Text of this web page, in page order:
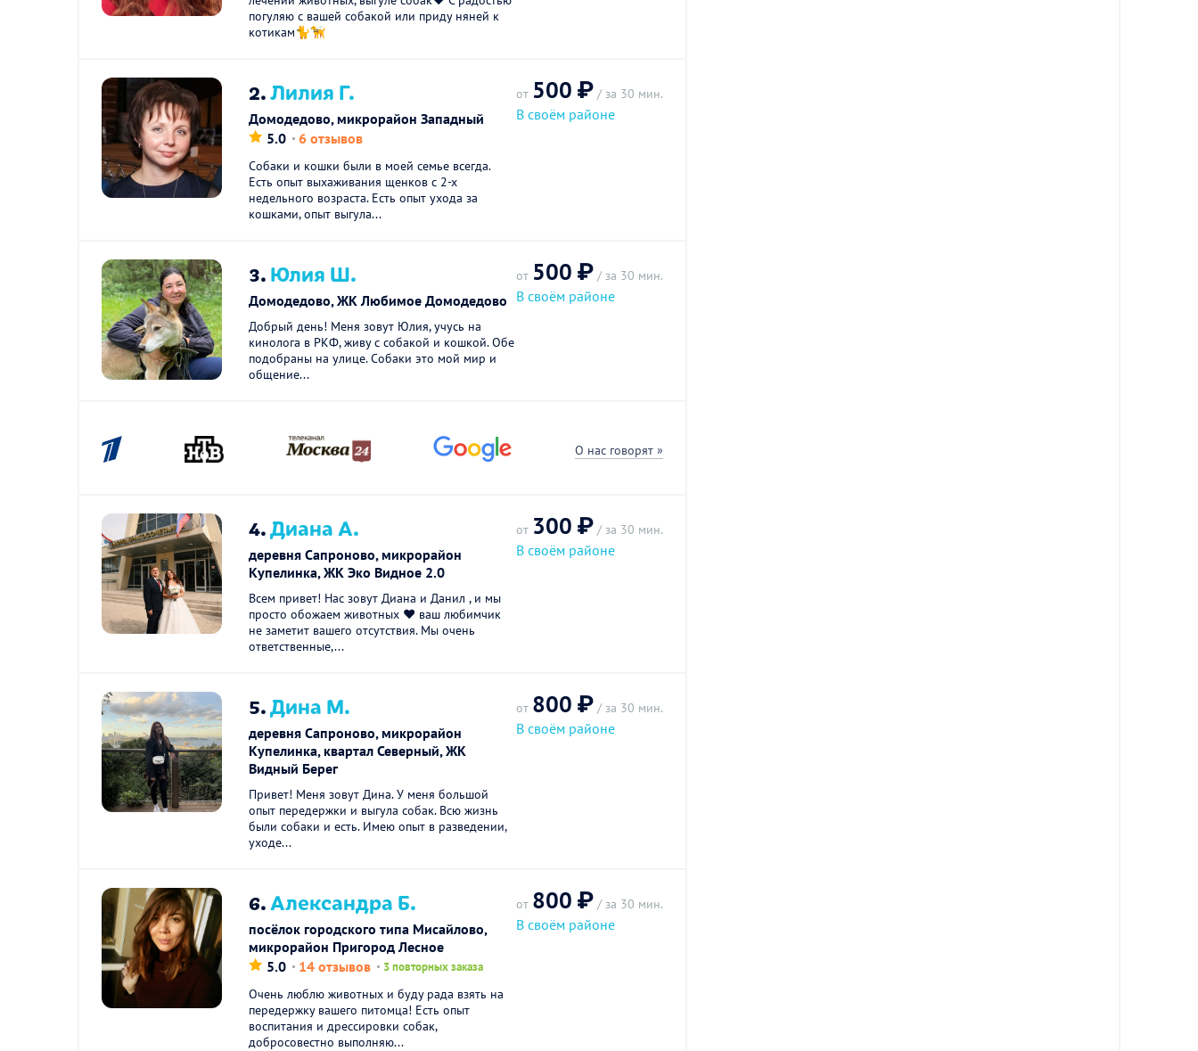
погуляю с вашей собакой или приду няней к
котикам🐈🦮
2.Лилия Г.
Домодедово, микрорайон Западный
5.0
6 отзывов
Собаки и кошки были в моей семье всегда.
Есть опыт выхаживания щенков с 2-х
недельного возраста. Есть опыт ухода за
кошками, опыт выгула...
от 500 ₽ / за 30 мин.
В своём районе
3.Юлия Ш.
Домодедово, ЖК Любимое Домодедово
Добрый день! Меня зовут Юлия, учусь на
кинолога в РКФ, живу с собакой и кошкой. Обе
подобраны на улице. Собаки это мой мир и
общение...
от 500 ₽ / за 30 мин.
В своём районе
О нас говорят »
4.Диана А.
деревня Сапроново, микрорайон
Купелинка, ЖК Эко Видное 2.0
Всем привет! Нас зовут Диана и Данил , и мы
просто обожаем животных ❤️ ваш любимчик
не заметит вашего отсутствия. Мы очень
ответственные,...
от 300 ₽ / за 30 мин.
В своём районе
5.Дина М.
деревня Сапроново, микрорайон
Купелинка, квартал Северный, ЖК
Видный Берег
Привет! Меня зовут Дина. У меня большой
опыт передержки и выгула собак. Всю жизнь
были собаки и есть. Имею опыт в разведении,
уходе...
от 800 ₽ / за 30 мин.
В своём районе
6.Александра Б.
посёлок городского типа Мисайлово,
микрорайон Пригород Лесное
5.0
14 отзывов 3 повторных заказа
Очень люблю животных и буду рада взять на
передержку вашего питомца! Есть опыт
воспитания и дрессировки собак,
добросовестно выполняю...
от 800 ₽ / за 30 мин.
В своём районе